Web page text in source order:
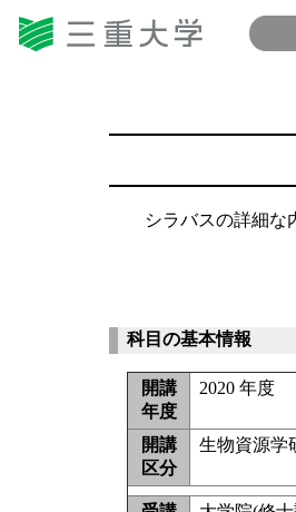
シラバスの詳細な
科目の基本情報
開講
年度
2020 年度
開講
区分
生物資源学